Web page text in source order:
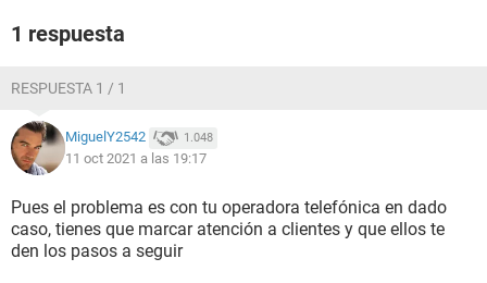
1 respuesta
RESPUESTA 1 / 1
MiguelY2542 1.048
11 oct 2021 a las 19:17
Pues el problema es con tu operadora telefónica en dado
caso, tienes que marcar atención a clientes y que ellos te
den los pasos a seguir